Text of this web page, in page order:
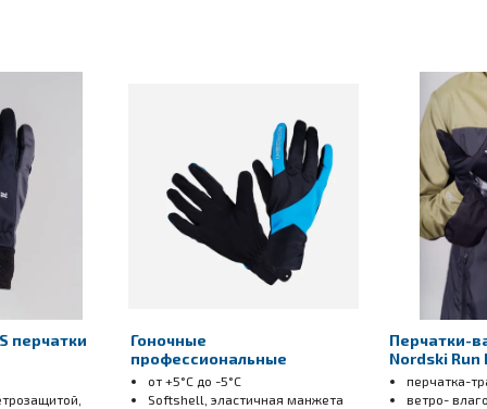
единицу толщины. Незаменим в суровых холодных условиях.
перчатки
Гоночные
профессиональные
перчатки Nordski PRO black-
blue
от +5°С до -5°С
Softshell, эластичная манжета
Перчатки-
Nordski Run
перчатка-
ветро-